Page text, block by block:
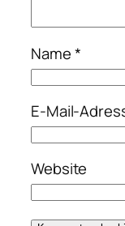
Name*
E-Mail-
Website